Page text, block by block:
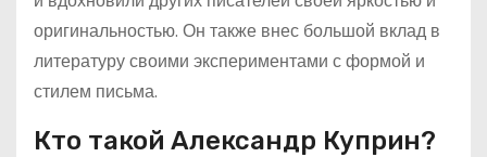
оригинальностью. Он также внес большой вклад в
литературу своими экспериментами с формой и
стилем письма.
Кто такой Александр Куприн?